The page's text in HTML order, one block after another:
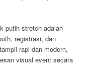
putih stretch adalah
registrasi, dan
rapi dan modern,
visual event secara